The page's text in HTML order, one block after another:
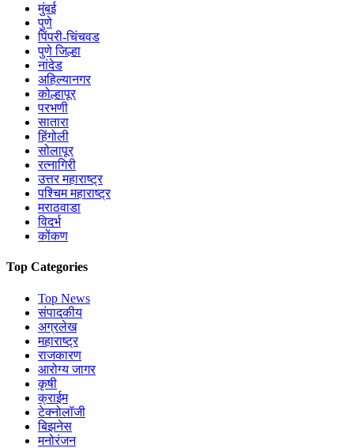
मुंबई
पुणे
पिंपरी-चिंचवड
पुणे जिल्हा
नांदेड
अहिल्यानगर
कोल्हापूर
परभणी
सातारा
हिंगोली
सोलापूर
रत्नागिरी
उत्तर महाराष्ट्र
पश्चिम महाराष्ट्र
मराठवाडा
विदर्भ
कोंकण
Top Categories
Top News
संपादकीय
अग्रलेख
महाराष्ट्र
राजकारण
आरोग्य जागर
कृषी
क्राईम
टेक्नोलॉजी
बिझनेस
मनोरंजन